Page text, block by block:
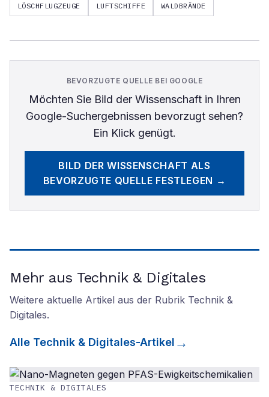
LÖSCHFLUGZEUGE LUFTSCHIFFE WALDBRÄNDE
BEVORZUGTE QUELLE BEI GOOGLE
Möchten Sie Bild der Wissenschaftin Ihren
Google-Suchergebnissen bevorzugt sehen?
Ein Klick genügt.
BILD DER WISSENSCHAFT ALS
BEVORZUGTE QUELLE FESTLEGEN →
Mehr aus Technik & Digitales
Weitere aktuelle Artikel aus der Rubrik Technik &
Digitales.
Alle Technik & Digitales-Artikel
TECHNIK & DIGITALES